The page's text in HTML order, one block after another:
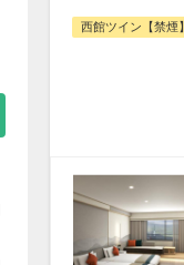
西館ツイン【禁煙】